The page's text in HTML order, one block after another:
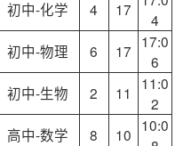
初中-化学 4 17
4
初中-物理 6 17 17:0
6
初中-生物 2 11
11:0
2
高中-数学 8 10 10:0